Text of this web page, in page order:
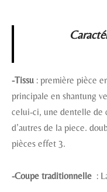
-Tissu : première pièce
principale en shantung
celui-ci, une dentelle de
d’autres de la piece.
pièces effet 3.
-Coupe traditionnelle :